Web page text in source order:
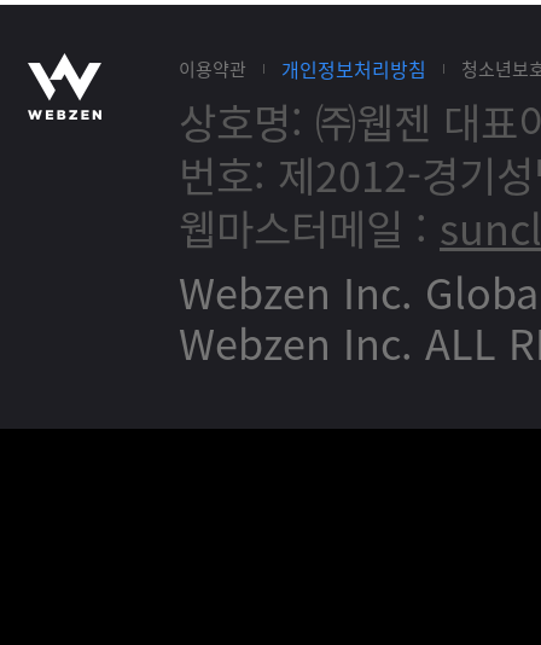
이용약관 개인정보처리방침 청소년보
상호명: ㈜웹젠 대표
번호: 제2012-경기
웹마스터메일 :
Webzen Inc.
Webzen Inc. ALL